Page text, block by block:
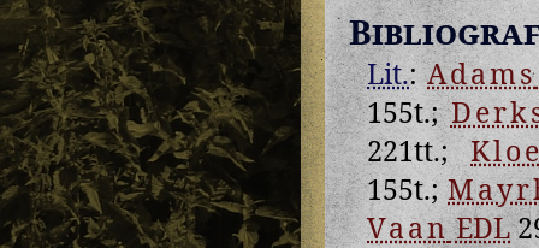
Lit.:Adams
155t.;
221tt.;
155t.;
VaanEDL